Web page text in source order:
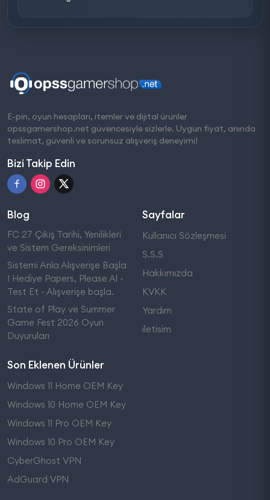
E-pin, oyun hesapları, itemler ve dijital ürünler
opssgamershop.net güvencesiyle sizlerle. Uygun fiyat, anında
teslimat, güvenli ve sorunsuz alışveriş deneyimi!
Bizi Takip Edin
Blog
FC 27 Çıkış Tarihi, Yenilikleri
ve Sistem Gereksinimleri
Sistemi Anla Alışverişe Başla
! Hediye Papers, Please Al -
Test Et - Alışverişe başla.
State of Play ve Summer
Game Fest 2026 Oyun
Duyuruları
Sayfalar
Kullanıcı Sözleşmesi
S.S.S
Hakkımızda
KVKK
Yardım
iletisim
Son Eklenen Ürünler
Windows 11 Home OEM Key
Windows 10 Home OEM Key
Windows 11 Pro OEM Key
Windows 10 Pro OEM Key
CyberGhost VPN
AdGuard VPN